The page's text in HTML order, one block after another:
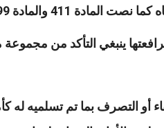
من قانون العقوبات الأردني
ينبغي التأكد من مجموعة
أو التصرف بما تم تسلميه له